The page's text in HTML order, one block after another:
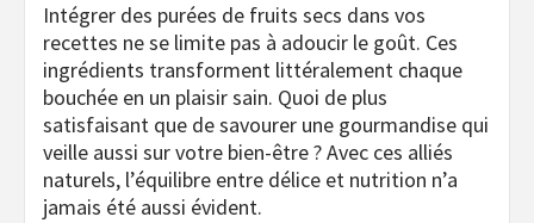
Intégrer des purées de fruits secs dans vos
recettes ne se limite pas à adoucir le goût. Ces
ingrédients transforment littéralement chaque
bouchée en un plaisir sain. Quoi de plus
satisfaisant que de savourer une gourmandise qui
veille aussi sur votre bien-être ? Avec ces alliés
naturels, l’équilibre entre délice et nutrition n’a
jamais été aussi évident.